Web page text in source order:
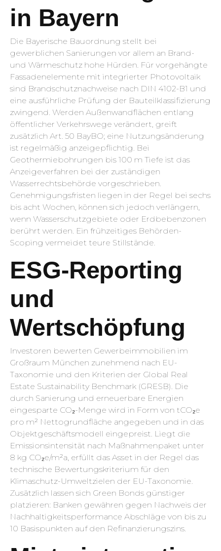
in Bayern
Die Bayerische Bauordnung stellt bei
gewerblichen Sanierungen vor allem an Brand-
und Wärmeschutz hohe Hürden. Für vorgehängte
Fassadenelemente mit integrierter Photovoltaik
sind Brandschutznachweise nach DIN 4102-B1 und
eine ausführliche Prüfung der Bauteilklassifizierung
zwingend. Werden Außenwandflächen entlang
öffentlicher Verkehrswege verändert, greift
zusätzlich Art. 50 BayBO; eine Nutzungsänderung
ist regelmäßig anzeigepflichtig. Bei
Geothermiebohrungen bis 100 m Tiefe ist das
Anzeigeverfahren bei der zuständigen
Wasserrechtsbehörde vorgeschrieben.
Genehmigungsfristen liegen in der Regel bei sechs
bis acht Wochen, können sich jedoch verlängern,
wenn Wasserschutzgebiete oder Erdbebenzonen
berührt werden. Ein frühzeitiges Behörden-
Scoping vermeidet teure Stillstände.
ESG-Reporting
und
Wertschöpfung
Investoren bewerten Gewerbeimmobilien im
Großraum München zunehmend nach EU-
Taxonomie und den Kriterien der Global Real
Estate Sustainability Benchmark (GRESB). Die
durch Sanierung und erneuerbare Energien
eingesparte CO₂-Menge wird in Form von tCO₂e
pro m² Nettogrundfläche angegeben und in das
Objektgeschäftsmodell eingepreist. Liegt die
Emissionsintensität nach Maßnahmenpaket unter
8 kg CO₂e/m²a, erfüllt das Asset in der Regel das
technische Bewertungskriterium für den
Klimaschutz-Umweltzielen der EU-Taxonomie.
Zusätzlich lassen sich Green Bonds günstiger
platzieren: Banken gewähren gegen Nachweis der
Nachhaltigkeitsperformance Abschläge von bis zu
10 Basispunkten auf den Refinanzierungszins.